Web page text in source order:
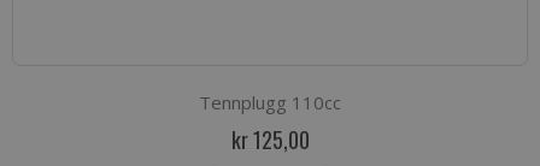
Tennplugg 110cc
kr 125,00